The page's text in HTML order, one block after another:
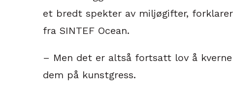
et bredt spekter av miljøgifter,
fra SINTEF Ocean.
– Men det er altså fortsatt lov å
dem på kunstgress.